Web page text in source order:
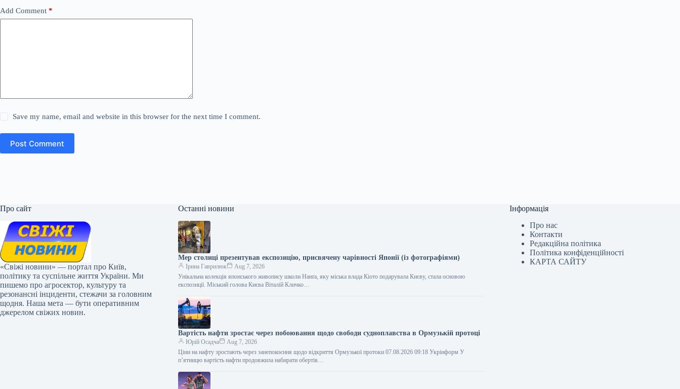
Add Comment *
Save my name, email and website in this browser for the next time I comment.
Post Comment
Про сайт
«Свіжі новини» — портал про Київ,
політику та суспільне життя України. Ми
пишемо про агросектор, культуру та
резонансні інциденти, стежачи за головним
щодня. Наша мета — бути оперативним
джерелом свіжих новин.
Останні новини
Мер столиці презентував експозицію, присвячену чарівності Японії (із фотографіями)
Ірина Гаврилюк
Aug 7, 2026
Унікальна колекція японського живопису школи Нанґа, яку міська влада Кіото подарувала Києву, стала основою
експозиції. Міський голова Києва Віталій Кличко…
Вартість нафти зростає через побоювання щодо свободи судноплавства в Ормузькій протоці
Юрій Осадча
Aug 7, 2026
Ціни на нафту зростають через занепокоєння щодо відкриття Ормузької протоки 07.08.2026 09:18 Укрінформ У
п’ятницю вартість нафти продовжила набирати обертів…
Інформація
Про нас
Контакти
Редакційна політика
Політика конфіденційності
КАРТА САЙТУ